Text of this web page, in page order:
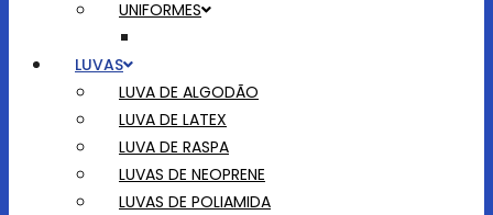
UNIFORMES
LUVAS
LUVA DE ALGODÃO
LUVA DE LATEX
LUVA DE RASPA
LUVAS DE NEOPRENE
LUVAS DE POLIAMIDA